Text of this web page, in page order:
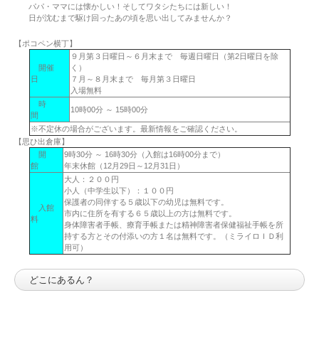
パパ・ママには懐かしい！そしてワタシたちには新しい！
日が沈むまで駆け回ったあの頃を思い出してみませんか？
【ポコペン横丁】
開催
日
９月第３日曜日～６月末まで 毎週日曜日（第2日曜日を除
く）
７月～８月末まで 毎月第３日曜日
入場無料
時
間
10時00分 ～ 15時00分
※不定休の場合がございます。最新情報をご確認ください。
【思ひ出倉庫】
開
館
9時30分 ～ 16時30分（入館は16時00分まで）
年末休館（12月29日～12月31日）
入館
料
大人：２００円
小人（中学生以下）：１００円
保護者の同伴する５歳以下の幼児は無料です。
市内に住所を有する６５歳以上の方は無料です。
身体障害者手帳、療育手帳または精神障害者保健福祉手帳を所
持する方とその付添いの方１名は無料です。（ミライロＩＤ利
用可）
どこにあるん？